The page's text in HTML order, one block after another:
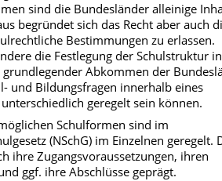
sind die Bundesländer alleinige
begründet sich das Recht aber auch
Bestimmungen zu erlassen.
die Festlegung der Schulstruktur in
Abkommen der
und Bildungsfragen innerhalb eines
geregelt sein können.
Schulformen sind im
(NSchG) im Einzelnen geregelt.
ihre Zugangsvoraussetzungen, ihren
ggf. ihre Abschlüsse geprägt.